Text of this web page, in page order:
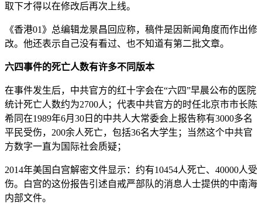
取下才得以在修改后再次上线。
《香港01》总编辑龙景昌回应称，稿件是因新闻角度而作出修
改。他还表示自己没有看过、也不知道有第二批文章。
六四事件的死亡人数有许多不同版本
在事件发生后，中共官方的红十字会在“六四”早晨公布的医院
统计死亡人数约为2700人；代表中共官方的时任北京市市长陈
希同在1989年6月30日的中共人大常委会上报告称有3000多名
平民受伤，200余人死亡，包括36名大学生；当然这个中共官
方数字一直为国际社会质疑；
2014年美国白宫解密文件显示：约有10454人死亡、40000人受
伤。白宫的这份报告引述自戒严部队的消息人士提供的中南海
内部文件。